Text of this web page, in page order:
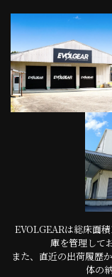
EVOLGEARは総床面
庫を管理して
また、直近の出荷履歴
体の